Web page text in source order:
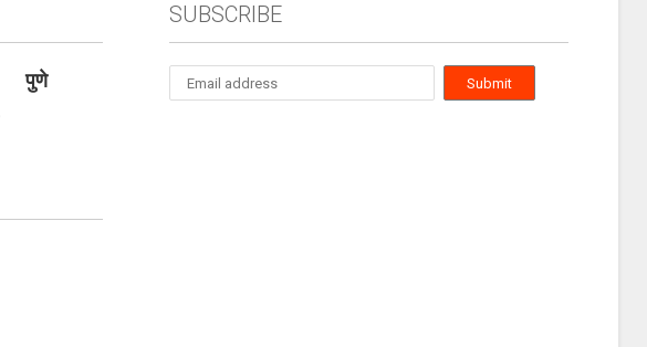
पुणे
SUBSCRIBE